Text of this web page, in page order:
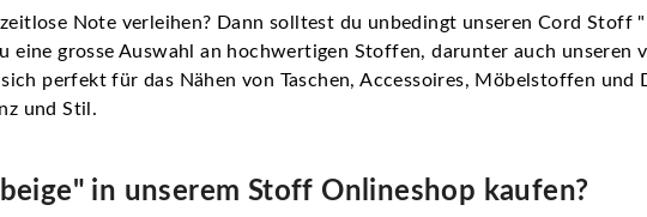
Note verleihen? Dann solltest du unbedingt unseren Cord Stoff
grosse Auswahl an hochwertigen Stoffen, darunter auch unseren
perfekt für das Nähen von Taschen, Accessoires, Möbelstoffen und
und Stil.
in unserem Stoff Onlineshop kaufen?